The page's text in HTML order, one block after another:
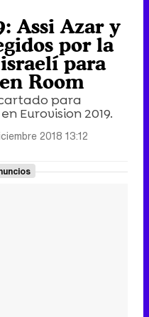
Assi Azar y
por la
para
Room
para
Eurovision 2019.
2018 13:12